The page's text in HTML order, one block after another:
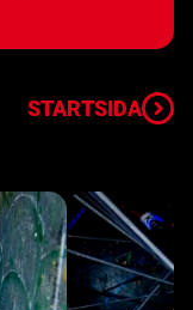
STARTSIDA